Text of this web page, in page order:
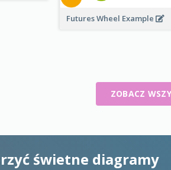
Futures Wheel Example
ZOBACZ
świetne diagramy